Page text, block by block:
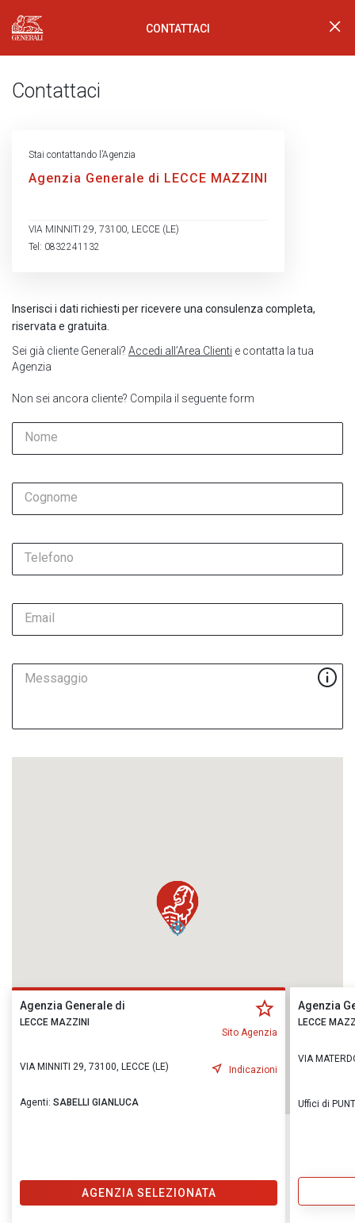
Generali Logo CONTATTACI
Contattaci
Inserisci i dati richiesti per ricevere una consulenza completa,
riservata e gratuita.
Sei già cliente Generali? Accedi all’Area Clienti e contatta la tua
Agenzia
Non sei ancora cliente? Compila il seguente form
Nome
Cognome
Telefono
Email
Messaggio
Stai contattando l’Agenzia
Agenzia Generale di LECCE MAZZINI
VIA MINNITI 29, 73100, LECCE (LE)
Tel: 0832241132
Agenzia Generale di
LECCE MAZZINI
Sito Agenzia
VIA MINNITI 29, 73100, LECCE (LE) Indicazioni
Agenti: SABELLI GIANLUCA
AGENZIA SELEZIONATA
Agenzia
LECCE
VIA
Uffici di